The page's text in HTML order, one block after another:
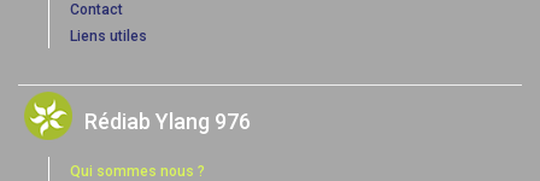
Contact
Liens utiles
Rédiab Ylang 976
Qui sommes nous ?